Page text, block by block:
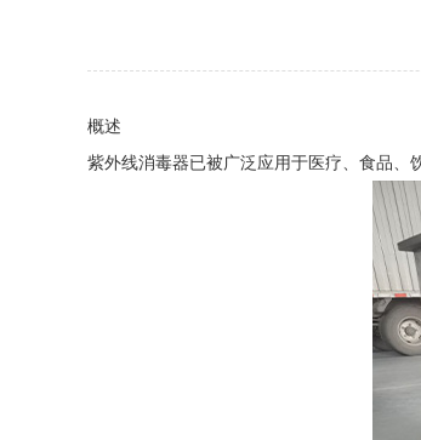
概述
紫外线消毒器已被广泛应用于医疗、食品、